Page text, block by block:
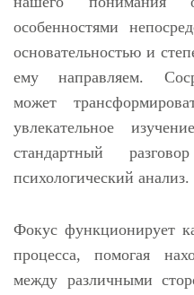
особенностями
основательностью и
ему направляем.
может
увлекательное
стандартный
психологический анализ.
Фокус функционирует
процесса, помогая
между различными